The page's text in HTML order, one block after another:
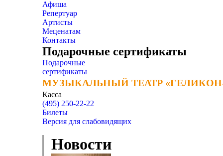
Афиша
Репертуар
Артисты
Меценатам
Контакты
Подарочные сертификаты
Подарочные
сертификаты
МУЗЫКАЛЬНЫЙ ТЕАТР
МУЗЫКАЛЬНЫЙ ТЕАТР
Касса
(495) 250-22-22
Билеты
Версия для слабовидящих
Новости